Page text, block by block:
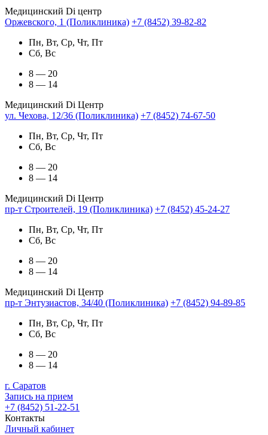
Медицинский Di центр
Оржевского, 1 (Поликлиника) +7 (8452) 39-82-82
Пн, Вт, Ср, Чт, Пт
Сб, Вс
8 — 20
8 — 14
Медицинский Di Центр
ул. Чехова, 12/36 (Поликлиника) +7 (8452) 74-67-50
Пн, Вт, Ср, Чт, Пт
Сб, Вс
8 — 20
8 — 14
Медицинский Di Центр
пр-т Строителей, 19 (Поликлиника) +7 (8452) 45-24-27
Пн, Вт, Ср, Чт, Пт
Сб, Вс
8 — 20
8 — 14
Медицинский Di Центр
пр-т Энтузиастов, 34/40 (Поликлиника) +7 (8452) 94-89-85
Пн, Вт, Ср, Чт, Пт
Сб, Вс
8 — 20
8 — 14
г. Саратов
Запись на прием
+7 (8452) 51-22-51
Контакты
Личный кабинет